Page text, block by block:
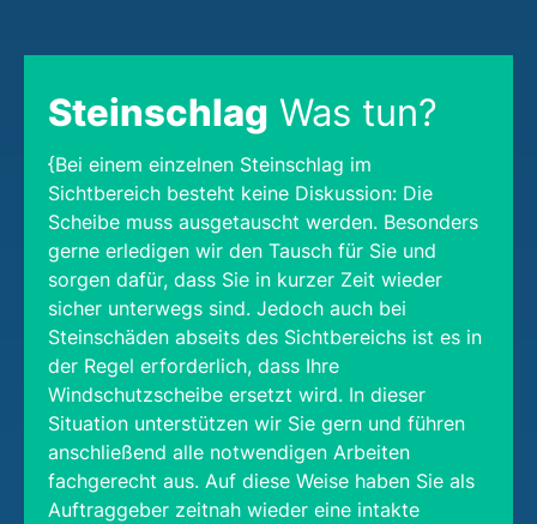
Steinschlag Was tun?
{Bei einem einzelnen Steinschlag im
Sichtbereich besteht keine Diskussion: Die
Scheibe muss ausgetauscht werden. Besonders
gerne erledigen wir den Tausch für Sie und
sorgen dafür, dass Sie in kurzer Zeit wieder
sicher unterwegs sind. Jedoch auch bei
Steinschäden abseits des Sichtbereichs ist es in
der Regel erforderlich, dass Ihre
Windschutzscheibe ersetzt wird. In dieser
Situation unterstützen wir Sie gern und führen
anschließend alle notwendigen Arbeiten
fachgerecht aus. Auf diese Weise haben Sie als
Auftraggeber zeitnah wieder eine intakte